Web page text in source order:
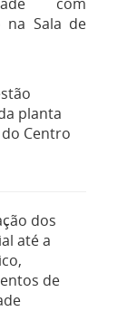
na Sala de
planta
Centro
dos
até a
de